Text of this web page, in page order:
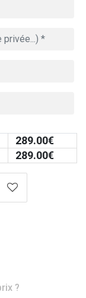
289.00€
289.00€
?